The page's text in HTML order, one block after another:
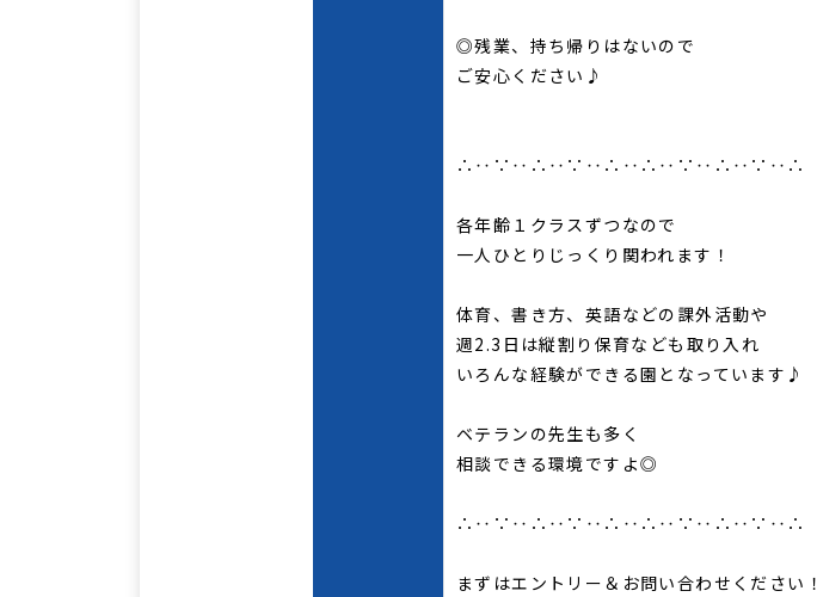
◎残業、持ち帰りはないので
ご安心ください♪
∴‥∵‥∴‥∵‥∴‥∴‥∵‥∴‥∵‥∴
各年齢１クラスずつなので
一人ひとりじっくり関われます！
体育、書き方、英語などの課外活動や
週2.3日は縦割り保育なども取り入れ
いろんな経験ができる園となっています♪
ベテランの先生も多く
相談できる環境ですよ◎
∴‥∵‥∴‥∵‥∴‥∴‥∵‥∴‥∵‥∴
まずはエントリー＆お問い合わせください！